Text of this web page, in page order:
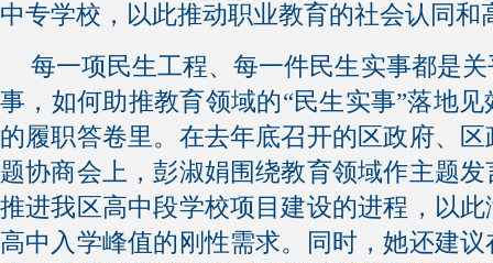
中专学校，以此推动职业教育的社会认同和
每一项民生工程、每一件民生实事都是
事，如何助推教育领域的“民生实事”落地
的履职答卷里。在去年底召开的区政府、
题协商会上，彭淑娟围绕教育领域作主题
推进我区高中段学校项目建设的进程，以
高中入学峰值的刚性需求。同时，她还建